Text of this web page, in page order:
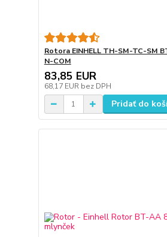
Rotora EINHELL TH-SM-TC-SM
N-COM
83,85 EUR
68,17 EUR bez DPH
Pridať do